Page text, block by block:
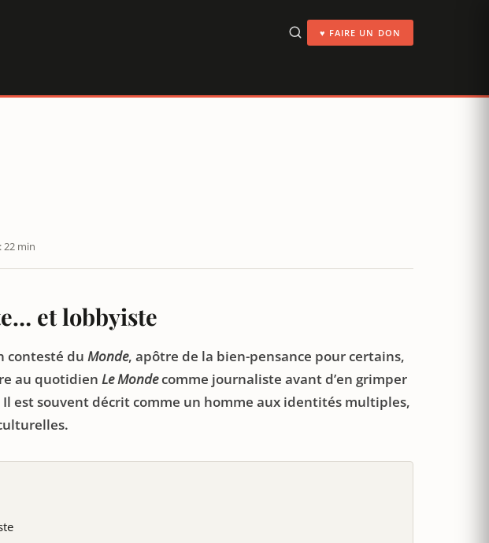
♥ FAIRE UN DON
22 min
et lobbyiste
contesté du Monde, apôtre de la bien-pensance pour certains,
au quotidien Le Mondecomme journaliste avant d’en grimper
est souvent décrit comme un homme aux identités multiples,